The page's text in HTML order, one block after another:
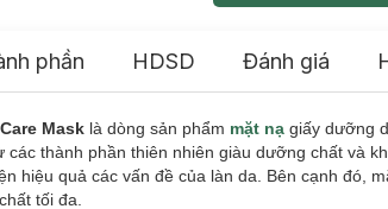
phần HDSD Đánh giá
Mask là dòng sản phẩm mặt nạ giấy dưỡng
thành phần thiên nhiên giàu dưỡng chất và
hiệu quả các vấn đề của làn da. Bên cạnh đó,
tối đa.